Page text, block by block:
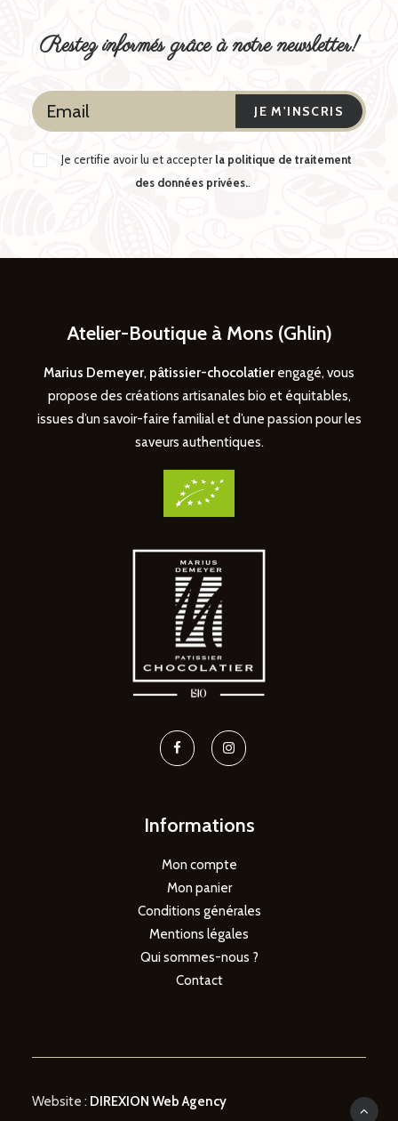
Restez informés grâce à notre newsletter!
Je certifie avoir lu et accepter la politique de traitement
des données privées..
Atelier-Boutique à Mons (Ghlin)
Marius Demeyer, pâtissier-chocolatier engagé, vous
propose des créations artisanales bio et équitables,
issues d’un savoir-faire familial et d’une passion pour les
saveurs authentiques.
Informations
Mon compte
Mon panier
Conditions générales
Mentions légales
Qui sommes-nous ?
Contact
Website : DIREXION Web Agency